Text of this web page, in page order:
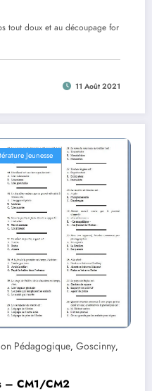
tout doux et au découpage for
11 Août 2021
Jeunesse
Pédagogique, Goscinny,
– CM1/CM2